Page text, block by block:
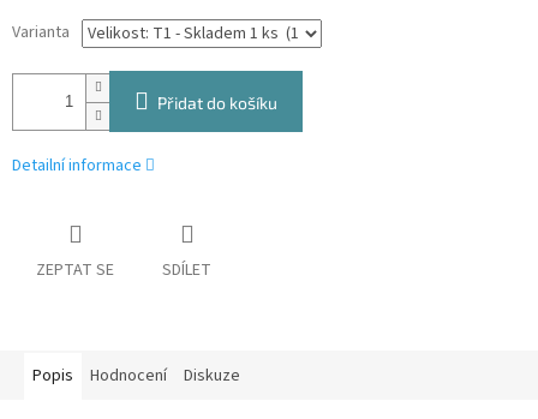
Varianta
Přidat do košíku
Detailní informace
ZEPTAT SE SDÍLET
Popis Hodnocení Diskuze